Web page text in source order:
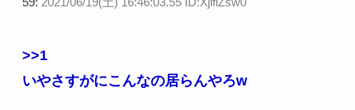
>>1
いやさすがにこんなの居らんやろw